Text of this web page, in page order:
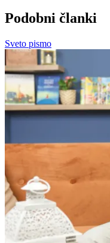
Podobni članki
Sveto pismo